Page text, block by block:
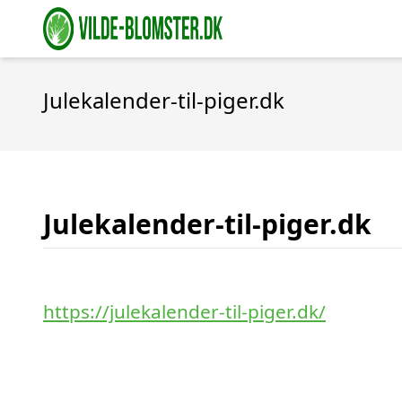
Julekalender-til-piger.dk
Julekalender-til-piger.dk
https://julekalender-til-piger.dk/